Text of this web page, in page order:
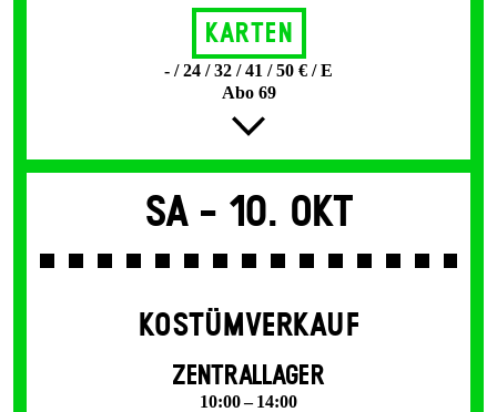
Karten
- / 24 / 32 / 41 / 50 € / E
Abo 69
Sa - 10. Okt
KOSTÜMVERKAUF
ZENTRALLAGER
10:00 – 14:00